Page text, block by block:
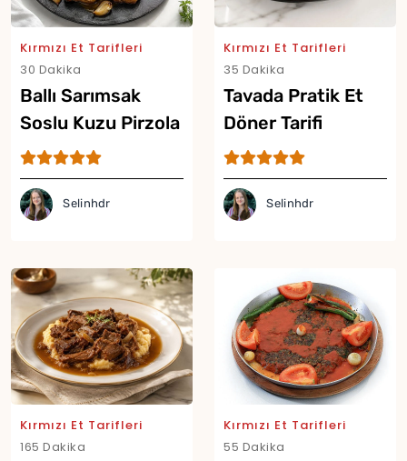
Kırmızı Et Tarifleri
30 Dakika
Ballı Sarımsak
Soslu Kuzu Pirzola
Tarifi
Selinhdr
Kırmızı Et Tarifleri
35 Dakika
Tavada Pratik Et
Döner Tarifi
Selinhdr
Kırmızı Et Tarifleri
165 Dakika
Kırmızı Et Tarifleri
55 Dakika